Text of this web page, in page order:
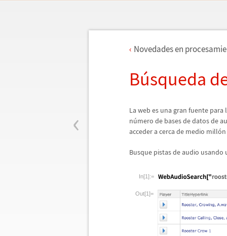
‹
Novedades en
Búsqueda
La web es una gran fuente para
número de bases de datos de
acceder a cerca de medio milló
Busque pistas de audio usando
In[1]:=
Out[1]=